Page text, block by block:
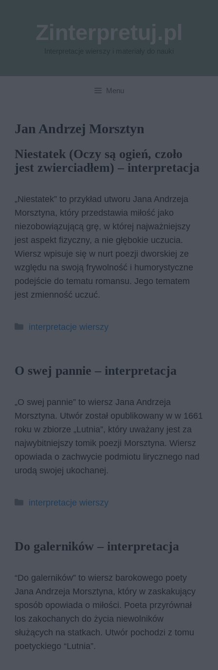
Menu
Jan Andrzej Morsztyn
Niestatek (Oczy są ogień, czoło
jest zwierciadłem) – interpretacja
„Niestatek” to przykład utworu Jana Andrzeja
Morsztyna, który przedstawia miłość jako
niezobowiązującą grę, w której najważniejszy
jest aspekt fizyczny, a nie głębokie uczucia.
Wiersz wpisuje się w nurt poezji dworskiej ze
względu na swoją frywolność i humorystyczne
podejście do tematu romansu. Jego tematem
jest zmienność uczuć.
Kategorie
interpretacje wierszy
O swej pannie – interpretacja
„O swej pannie” to wiersz Jana Andrzeja
Morsztyna. Utwór został opublikowany w w 1661
roku w zbiorze „Lutnia”, który uważany jest za
najwybitniejszy tomik poezji Morsztyna. Wiersz
opowiada o zachwycie podmiotu lirycznego nad
urodą swojej ukochanej.
Kategorie
interpretacje wierszy
Do galerników – interpretacja
“Do galerników” to wiersz barokowego poety
Jana Andrzeja Morsztyna, który w zaskakujący
sposób opowiada o miłości. Poeta przyrównał
los zakochanych do życia niewolników
służących na statkach. Utwór pochodzi z tomu
poetyckiego “Lutnia”.